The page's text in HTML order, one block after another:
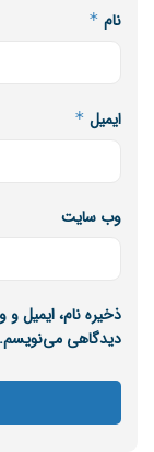
نام *
ایمیل *
وب‌ سایت
ذخیره نام، ایمیل
دیدگاهی می‌نویسم.